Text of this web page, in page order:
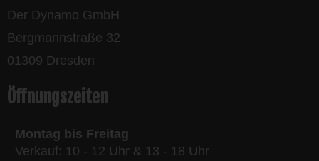
Der Dynamo GmbH
Bergmannstraße 32
01309 Dresden
Öffnungszeiten
Montag bis Freitag
Verkauf: 10 - 12 Uhr & 13 - 18 Uhr